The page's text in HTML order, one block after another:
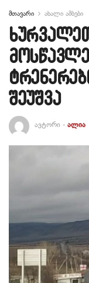
მთავარი ახალი ამბები
შეუშვა
ავტორი - ალია